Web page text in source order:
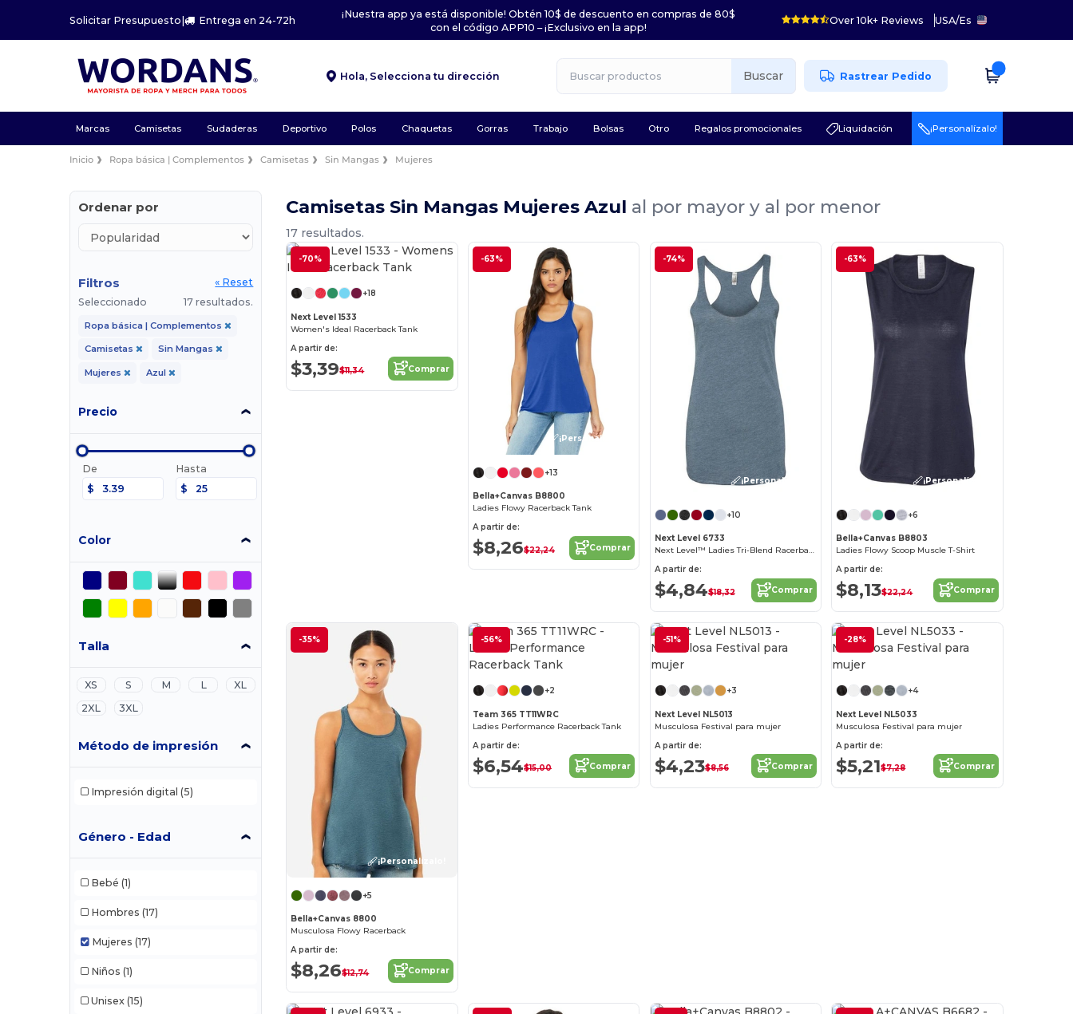
Solicitar Presupuesto| Entrega en 24-72h
¡Nuestra app ya está disponible! Obtén 10$ de descuento en compras de 80$
con el código APP10 – ¡Exclusivo en la app!
Over 10k+ Reviews USA/Es
Hola, Selecciona tu dirección Buscar Rastrear Pedido
Marcas Camisetas Sudaderas Deportivo Polos Chaquetas Gorras Trabajo Bolsas Otro Regalos promocionales Liquidación ¡Personalízalo!
Inicio Ropa básica | Complementos Camisetas Sin Mangas Mujeres
Ordenar por
Filtros
« Reset
Seleccionado
17 resultados.
Ropa básica | Complementos
Camisetas Sin Mangas
Mujeres Azul
Precio
De
$
Hasta
$
Color
Talla
XS S M L
XL
2XL
3XL
Método de impresión
Impresión digital (5)
Género - Edad
Bebé (1)
Hombres (17)
Mujeres (17)
Niños (1)
Unisex (15)
Camisetas Sin Mangas Mujeres Azul al por mayor y al por menor
17 resultados.
-70%
+18
Next Level 1533
Women's Ideal Racerback Tank
A partir de:
$3,39$11,34 Comprar
-63%
¡Personalízalo!
+13
Bella+Canvas B8800
Ladies Flowy Racerback Tank
A partir de:
$8,26$22,24 Comprar
-74%
¡Personalízalo!
+10
Next Level 6733
Next Level™ Ladies Tri-Blend Racerback Tank
A partir de:
$4,84$18,32 Comprar
-63%
¡Personalízalo!
+6
Bella+Canvas B8803
Ladies Flowy Scoop Muscle T-Shirt
A partir de:
$8,13$22,24 Comprar
-35%
¡Personalízalo!
+5
Bella+Canvas 8800
Musculosa Flowy Racerback
A partir de:
$8,26$12,74 Comprar
-56%
+2
Team 365 TT11WRC
Ladies Performance Racerback Tank
A partir de:
$6,54$15,00 Comprar
-51%
¡Personalízalo!
+3
Next Level NL5013
Musculosa Festival para mujer
A partir de:
$4,23$8,56 Comprar
-28%
+4
Next Level NL5033
Musculosa Festival para mujer
A partir de:
$5,21$7,28 Comprar